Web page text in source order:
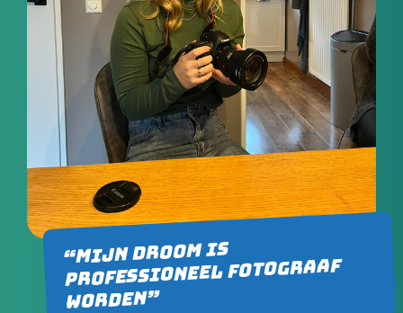
“Mijn droom is
professioneel fotograaf
worden”